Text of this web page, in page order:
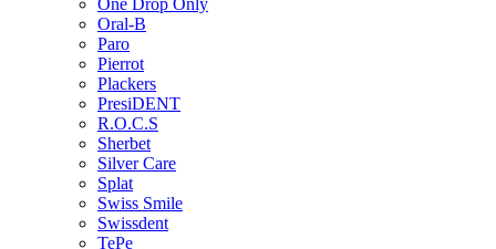
One Drop Only
Oral-B
Paro
Pierrot
Plackers
PresiDENT
R.O.C.S
Sherbet
Silver Care
Splat
Swiss Smile
Swissdent
TePe